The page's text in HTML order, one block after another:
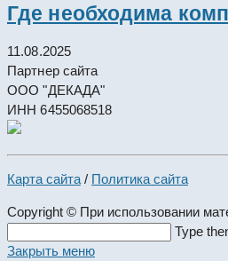
Где необходима
11.08.2025
Партнер сайта
ООО "ДЕКАДА"
ИНН 6455068518
Карта сайта/ Политика сайта
Copyright © При использовании
this
Type
Закрыть меню